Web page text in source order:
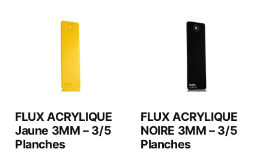
FLUX ACRYLIQUE
Jaune 3MM – 3/5
Planches
FLUX ACRYLIQUE
NOIRE 3MM – 3/5
Planches